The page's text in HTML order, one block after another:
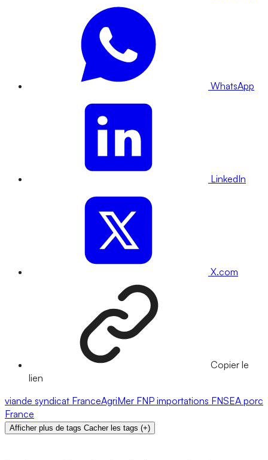
WhatsApp
LinkedIn
X.com
Copier le
lien
viande syndicat FranceAgriMer FNP importations FNSEA porc
France
Afficher plus de tags Cacher les tags (+)